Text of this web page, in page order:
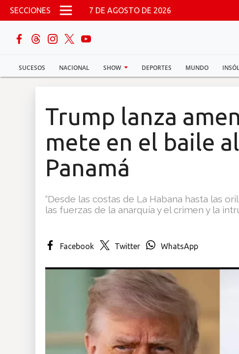
Pasar al contenido principal
SECCIONES 7 DE AGOSTO DE 2026
SUCESOS NACIONAL SHOW DEPORTES MUNDO
buscar
Sucesos
Multimedia
Trump lanza
mete en el baile
Panamá
“Desde las costas de La Habana hasta las
las fuerzas de la anarquía y el crimen y la
Facebook Twitter WhatsApp